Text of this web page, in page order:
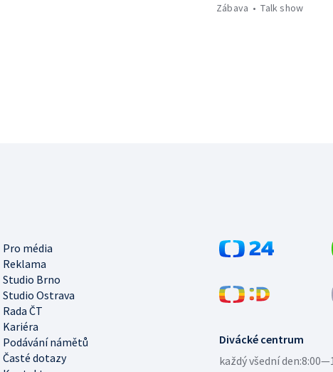
Zábava
Talk show
Divácké centrum
každý všední den:
Pro média
Reklama
Studio Brno
Studio Ostrava
Rada ČT
Kariéra
Podávání námětů
Časté dotazy